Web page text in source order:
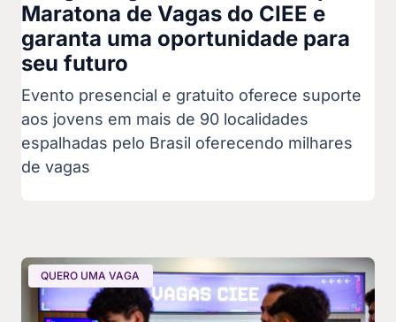
Maratona de Vagas do CIEE e
garanta uma oportunidade para
seu futuro
Evento presencial e gratuito oferece suporte
aos jovens em mais de 90 localidades
espalhadas pelo Brasil oferecendo milhares
de vagas
QUERO UMA VAGA